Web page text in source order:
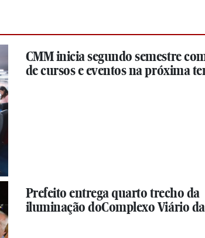
CMM inicia segundo semestre
de cursos e eventos na próxima
Prefeito entrega quarto trecho da
iluminação doComplexo Viário